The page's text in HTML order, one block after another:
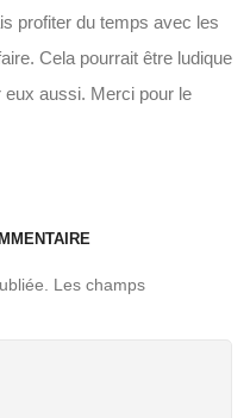
profiter du temps avec les
Cela pourrait être ludique
eux aussi. Merci pour le
Les champs